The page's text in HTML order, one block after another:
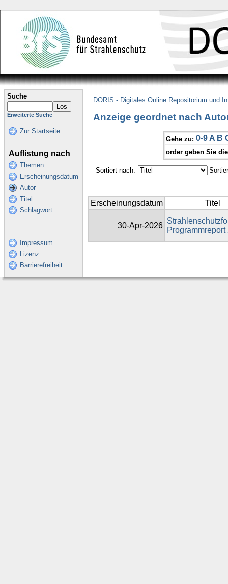
Suche
Erweiterte Suche
Zur Startseite
Auflistung nach
Themen
Erscheinungsdatum
Autor
Titel
Schlagwort
Impressum
Lizenz
Barrierefreiheit
DORIS - Digitales Online Repositorium und
Anzeige geordnet nach
Gehe zu: 0-9 A B
order geben Sie
Sortiert nach:
Erscheinungsdatum Titel
30-Apr-2026
Programmreport